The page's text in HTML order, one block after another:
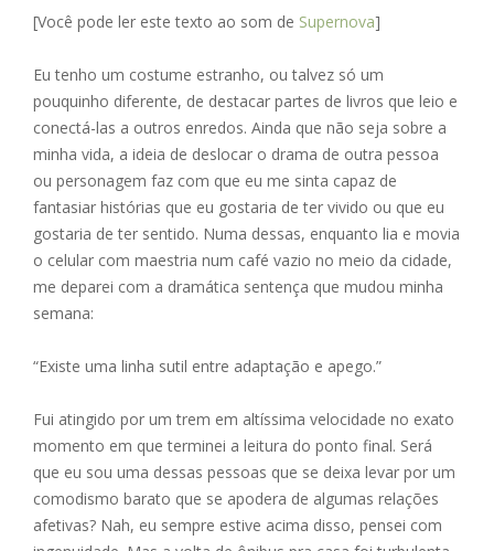
e
b
o
o
k
ss
e
n
g
er
ai
l
at
s
A
p
p
ar
e
[Você pode ler este texto ao som de Supernova]
Eu tenho um costume estranho, ou talvez só um
pouquinho diferente, de destacar partes de livros que leio e
conectá-las a outros enredos. Ainda que não seja sobre a
minha vida, a ideia de deslocar o drama de outra pessoa
ou personagem faz com que eu me sinta capaz de
fantasiar histórias que eu gostaria de ter vivido ou que eu
gostaria de ter sentido. Numa dessas, enquanto lia e movia
o celular com maestria num café vazio no meio da cidade,
me deparei com a dramática sentença que mudou minha
semana:
“Existe uma linha sutil entre adaptação e apego.”
Fui atingido por um trem em altíssima velocidade no exato
momento em que terminei a leitura do ponto final. Será
que eu sou uma dessas pessoas que se deixa levar por um
comodismo barato que se apodera de algumas relações
afetivas? Nah, eu sempre estive acima disso, pensei com